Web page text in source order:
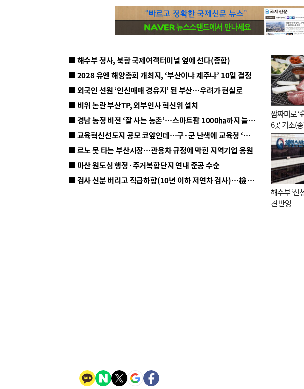
■ 해수부 청사, 북항 국제여객터미널 옆에 선다(종합)
■ 2028 유엔 해양총회 개최지, ‘부산이냐 제주냐’ 10일 결정
■ 외국인 선원 ‘인신매매 경유지’ 된 부산…우려가 현실로
■ 비위 논란 부산TP, 외부인사 혁신위 설치
■ 경남 농정 비전 ‘잘 사는 농촌’…스마트팜 1000㏊까지 늘린다
■ 교육혁신선도지 공모 코앞인데…구·군 난색에 교육청 ‘쩔쩔’
■ 르노 못 타는 부산시장…관용차 규정에 막힌 지역기업 응원
■ 마산 원도심 행정·주거복합단지 연내 준공 수순
■ 검사 신분 버리고 직급하향(10년 이하 저연차 검사)…檢 중수청행 기피
짬짜미로 ‘
6곳 기소(
해수부 ‘신
견 반영